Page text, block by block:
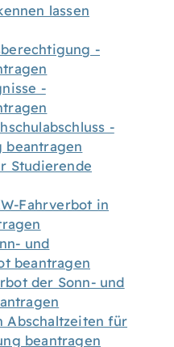
lassen
-
-
-
beantragen
Studierende
Fahrverbot in
und
beantragen
der Sonn- und
Abschaltzeiten für
beantragen